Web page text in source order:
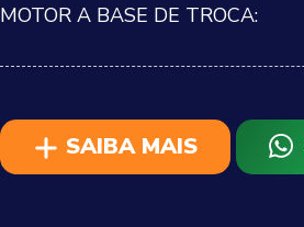
MOTOR A BASE DE TROCA:
SAIBA MAIS